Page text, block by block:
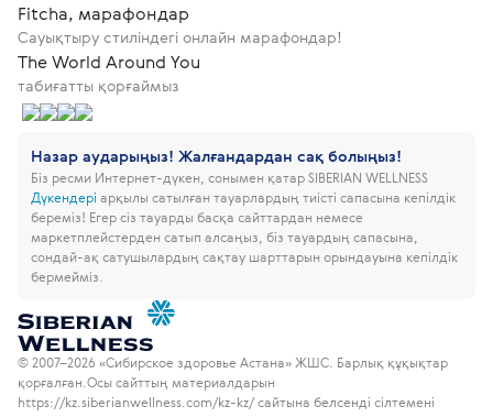
Fitcha, марафондар
Сауықтыру стиліндегі онлайн марафондар!
The World Around You
табиғатты қорғаймыз
Назар аударыңыз! Жалғандардан сақ болыңыз!
Біз ресми Интернет-дүкен, сонымен қатар SIBERIAN WELLNESS
Дүкендері арқылы сатылған тауарлардың тиісті сапасына кепілдік
береміз! Егер сіз тауарды басқа сайттардан немесе
маркетплейстерден сатып алсаңыз, біз тауардың сапасына,
сондай-ақ сатушылардың сақтау шарттарын орындауына кепілдік
бермейміз.
© 2007–2026 «Сибирское здоровье Астана» ЖШС. Барлық құқықтар
қорғалған. Осы сайттың материалдарын
https://kz.siberianwellness.com/kz-kz/ сайтына белсенді сілтемені